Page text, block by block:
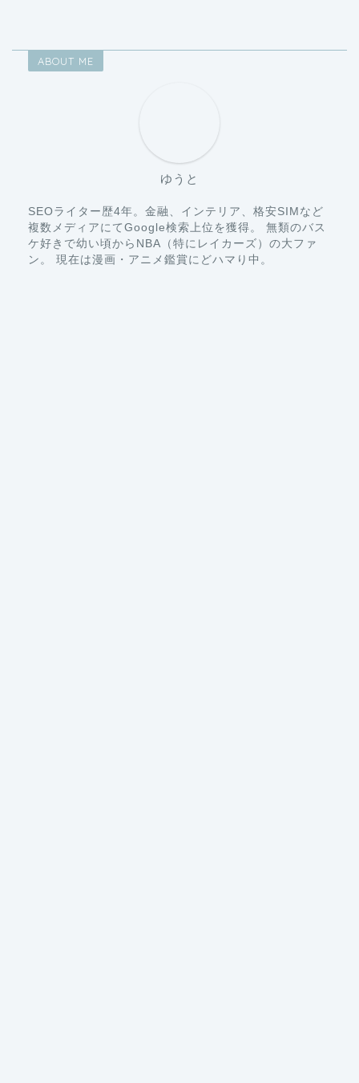
ABOUT ME
ゆうと
SEOライター歴4年。金融、インテリア、格安SIMなど
複数メディアにてGoogle検索上位を獲得。 無類のバス
ケ好きで幼い頃からNBA（特にレイカーズ）の大ファ
ン。 現在は漫画・アニメ鑑賞にどハマり中。